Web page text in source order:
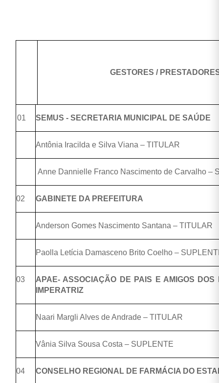
GESTORES /
01 SEMUS - SECRETARIA MUNICIPAL DE SAÚDE
Antônia Iracilda e Silva Viana – TITULAR
Anne Dannielle Franco Nascimento de Carvalho –
02 GABINETE DA PREFEITURA
Anderson Gomes Nascimento Santana – TITULAR
Paolla Letícia Damasceno Brito Coelho –
03
APAE- ASSOCIAÇÃO DE PAIS E AMIGOS DOS
IMPERATRIZ
Naari Margli Alves de Andrade – TITULAR
Vânia Silva Sousa Costa – SUPLENTE
04 CONSELHO REGIONAL DE FARMÁCIA DO